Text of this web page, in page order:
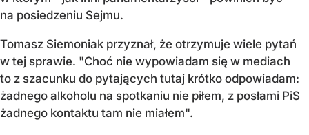
na posiedzeniu Sejmu.
Tomasz Siemoniak przyznał, że otrzymuje wiele pytań
w tej sprawie. "Choć nie wypowiadam się w mediach
to z szacunku do pytających tutaj krótko odpowiadam:
żadnego alkoholu na spotkaniu nie piłem, z posłami PiS
żadnego kontaktu tam nie miałem".